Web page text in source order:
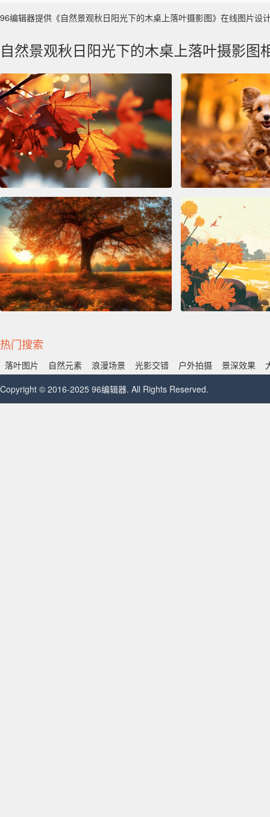
96编辑器提供《自然景观秋日阳光下的木桌上落叶摄影图》在线图片
自然景观秋日阳光下的木桌上落叶摄影图
热门搜索
落叶图片 自然元素 浪漫场景 光影交错 户外拍摄 景深效果
Copyright © 2016-2025 96编辑器. All Rights Reserved.